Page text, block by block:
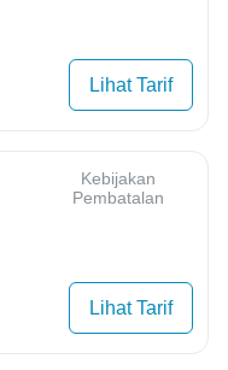
Lihat Tarif
Kebijakan
Pembatalan
Lihat Tarif